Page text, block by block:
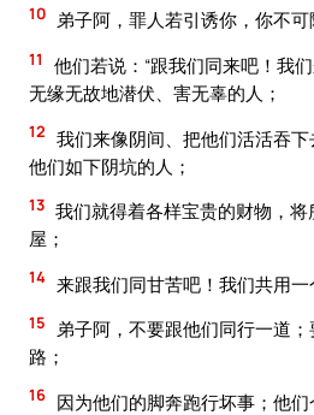
10 弟子阿，罪人若引诱你，你不可
11
他们若说：“跟我们同来吧！我
无缘无故地潜伏、害无辜的人；
12 我们来像阴间、把他们活活吞
他们如下阴坑的人；
13 我们就得着各样宝贵的财物，
屋；
14 来跟我们同甘苦吧！我们共用
15
弟子阿，不要跟他们同行一道
路；
16 因为他们的脚奔跑行坏事；他们